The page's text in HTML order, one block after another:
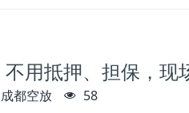
用抵押、担保，现
成都空放 58